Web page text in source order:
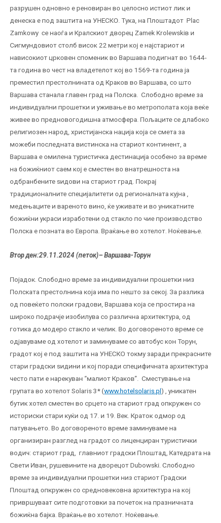
разрушен одновно е реновиран во целосно истиот лик и
денеска е под заштита на УНЕСКО. Тука, на Плоштадот Plac
Zamkowy се наоѓа и Кралскиот дворец Zamek Krolewskiв и
Сигмундовиот столб висок 22 метри кој е најстариот и
нависокиот црковен споменик во Варшава подигнат во 1644-
та година во чест на владетелот кој во 1569-та година ја
преместил престолнината од Краков во Варшава, со што
Варшава станала главен град на Полска. Слободно време за
индивидуални прошетки и уживање во метрополата која веќе
живее во предновогодишна атмосфера. Пољаците се длабоко
религиозен народ, христијанска нација која се смета за
можеби последната вистинска на стариот континент, a
Варшава е омилена туристичка дестинација особено за време
на божиќниот саем кој е сместен во внатрешноста на
одбранбените ѕидови на стариот град. Покрај
традиционалните специјалитети од регионалната кујна ,
медењаците и вареното вино, ќе уживате и во уникатните
божиќни украси изработени од стакло по чие производство
Полска е позната во Европа. Враќање во хотелот. Ноќевање.
Втор ден:29.11.2024 (петок)–Варшава-Торун
Појадок. Слободно време за индивидуални прошетки низ
Полската престолнина која има по нешто за секој. За разлика
од повеќето полски градови, Варшава која се простира на
широко подрачје изобилува со различна архитектура, од
готика до модеро стакло и челик. Во договореното време се
одјавуваме од хотелот и заминуваме со автобус кон Торун,
градот кој е под заштита на УНЕСКО токму заради прекрасните
стари градски ѕидини и кој поради специфичната архитектура
често пати е нарекуван “малиот Краков”. Сместување на
групата во хотелот Solaris 3* (www.hotelsolaris.pl) , уникатен
бутик хотел сместен во срцето на стариот град опкружен со
историски стари куќи од 17. и 19. Век. Краток одмор од
патувањето. Во договореното време заминуваме на
организиран разглед на градот со лиценциран туристички
водич: стариот град, главниот градски Плоштад, Катедрата на
Свети Иван, рушевините на дворецот Dubowski. Слободно
време за индивидуални прошетки низ стариот Градски
Плоштад опкружен со средновековна архитектура на кој
привршуваат сите подготовки за почеток на празничната
божиќна бајка. Враќање во хотелот. Ноќевање.